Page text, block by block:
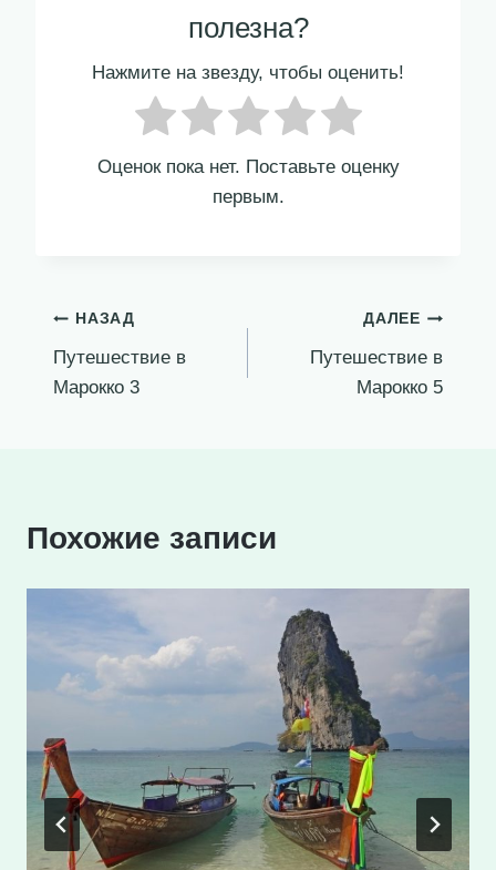
полезна?
Нажмите на звезду, чтобы оценить!
Оценок пока нет. Поставьте оценку
первым.
Навигация
по
НАЗАД
Путешествие в
Марокко 3
ДАЛЕЕ
Путешествие в
Марокко 5
Похожие записи